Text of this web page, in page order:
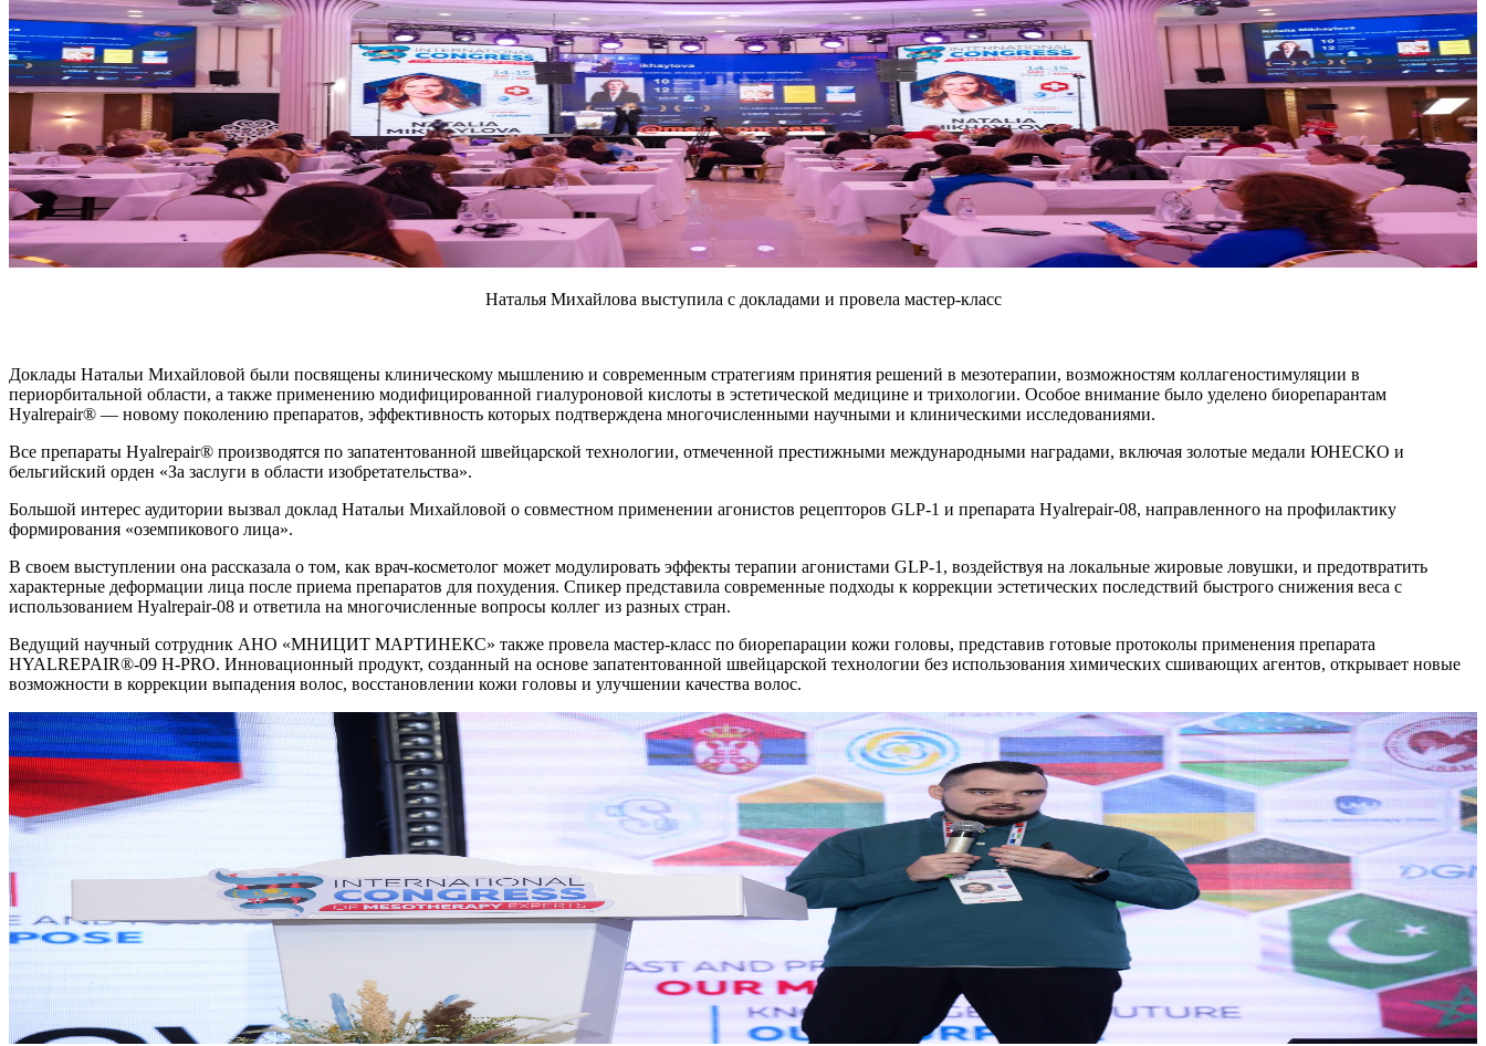
Наталья Михайлова выступила с докладами и провела мастер-класс
Доклады Натальи Михайловой были посвящены клиническому мышлению и современным стратегиям принятия решений в мезотерапии, возможностям коллагеностимуляции в
периорбитальной области, а также применению модифицированной гиалуроновой кислоты в эстетической медицине и трихологии. Особое внимание было уделено биорепарантам
Hyalrepair® — новому поколению препаратов, эффективность которых подтверждена многочисленными научными и клиническими исследованиями.
Все препараты Hyalrepair® производятся по запатентованной швейцарской технологии, отмеченной престижными международными наградами, включая золотые медали ЮНЕСКО и
бельгийский орден «За заслуги в области изобретательства».
Большой интерес аудитории вызвал доклад Натальи Михайловой о совместном применении агонистов рецепторов GLP-1 и препарата Hyalrepair-08, направленного на профилактику
формирования «оземпикового лица».
В своем выступлении она рассказала о том, как врач-косметолог может модулировать эффекты терапии агонистами GLP-1, воздействуя на локальные жировые ловушки, и предотвратить
характерные деформации лица после приема препаратов для похудения. Спикер представила современные подходы к коррекции эстетических последствий быстрого снижения веса с
использованием Hyalrepair-08 и ответила на многочисленные вопросы коллег из разных стран.
Ведущий научный сотрудник АНО «МНИЦИТ МАРТИНЕКС» также провела мастер-класс по биорепарации кожи головы, представив готовые протоколы применения препарата
HYALREPAIR®-09 H-PRO. Инновационный продукт, созданный на основе запатентованной швейцарской технологии без использования химических сшивающих агентов, открывает новые
возможности в коррекции выпадения волос, восстановлении кожи головы и улучшении качества волос.